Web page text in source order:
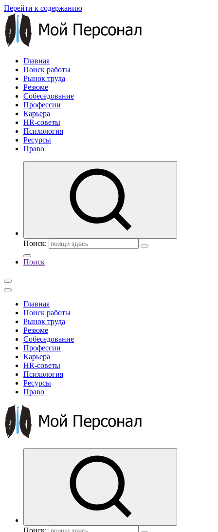
Перейти к содержанию
Главная
Поиск работы
Рынок труда
Резюме
Собеседование
Профессии
Карьера
HR-советы
Психология
Ресурсы
Право
Поиск:
Поиск
Главная
Поиск работы
Рынок труда
Резюме
Собеседование
Профессии
Карьера
HR-советы
Психология
Ресурсы
Право
Поиск: